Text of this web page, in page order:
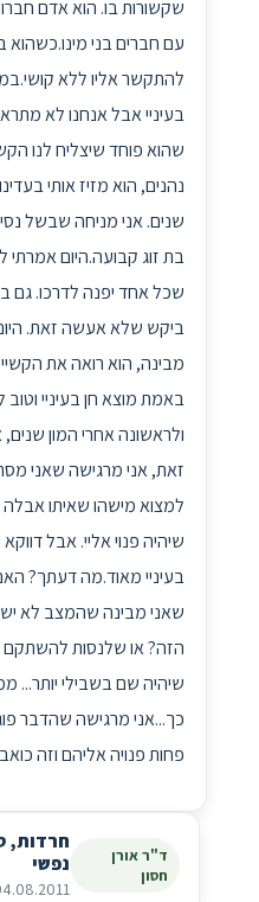
שקשורות בו. הוא אדם
עם חברים בני מינו.כשהוא
להתקשר אליו ללא
בעיניי אבל אנחנו לא
שהוא פוחד שיצליח לנו
נהנים, הוא מזיז אותי
שנים. אני מניחה שבשל
בת זוג קבועה.היום אמרתי
שכל אחד יפנה לדרכו. גם
ביקש שלא אעשה זאת.
מבינה, הוא רואה את
באמת מוצא חן בעיניי
ולראשונה אחרי המון
זאת, אני מרגישה שאני
למצוא מישהו שאיתו אבלה
שיהיה פנוי אליי. אבל
בעיניי מאוד.מה דעתך?
שאני מבינה שהמצב לא
הזה? או שלנסות להשתקם
שיהיה שם בשבילי יותר...
כך...אני מרגישה שהדבר
פחות פנויה אליהם וזה
ד"ר אורן
חסון
חרדות,
נפשי
• 01:23